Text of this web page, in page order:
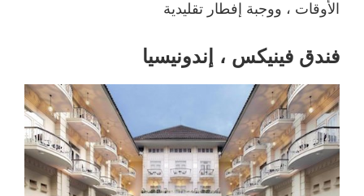
الأوقات ، ووجبة إفطار تقليدية
فندق فينيكس ، إندونيسيا